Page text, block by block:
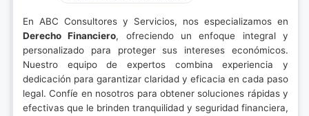
En ABC Consultores y Servicios, nos especializamos en
Derecho Financiero, ofreciendo un enfoque integral y
personalizado para proteger sus intereses económicos.
Nuestro equipo de expertos combina experiencia y
dedicación para garantizar claridad y eficacia en cada paso
legal. Confíe en nosotros para obtener soluciones rápidas y
efectivas que le brinden tranquilidad y seguridad financiera,